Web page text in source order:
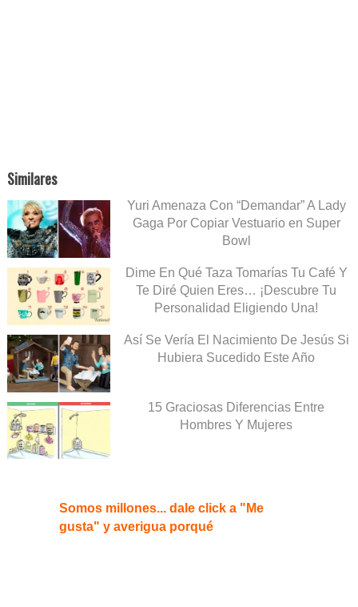
Similares
Yuri Amenaza Con “Demandar” A Lady
Gaga Por Copiar Vestuario en Super
Bowl
Dime En Qué Taza Tomarías Tu Café Y
Te Diré Quien Eres… ¡Descubre Tu
Personalidad Eligiendo Una!
Así Se Vería El Nacimiento De Jesús Si
Hubiera Sucedido Este Año
15 Graciosas Diferencias Entre
Hombres Y Mujeres
Somos millones... dale click a "Me
gusta" y averigua porqué